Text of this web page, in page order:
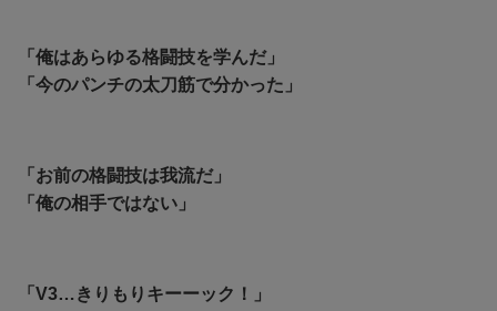
「俺はあらゆる格闘技を学んだ」
「今のパンチの太刀筋で分かった」
「お前の格闘技は我流だ」
「俺の相手ではない」
「V3…きりもりキーーック！」